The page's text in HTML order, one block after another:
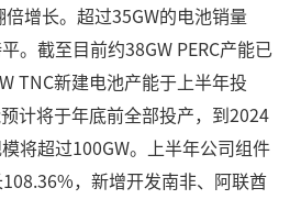
增长。超过35GW的电池销量
。截至目前约38GW PERC产能已
TNC新建电池产能于上半年投
计将于年底前全部投产，到2024
将超过100GW。上半年公司组件
，新增开发南非、阿联酋